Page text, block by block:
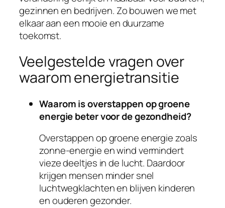
gezinnen en bedrijven. Zo bouwen we met
elkaar aan een mooie en duurzame
toekomst.
Veelgestelde vragen over
waarom energietransitie
Waarom is overstappen op groene
energie beter voor de gezondheid?
Overstappen op groene energie zoals
zonne-energie en wind vermindert
vieze deeltjes in de lucht. Daardoor
krijgen mensen minder snel
luchtwegklachten en blijven kinderen
en ouderen gezonder.